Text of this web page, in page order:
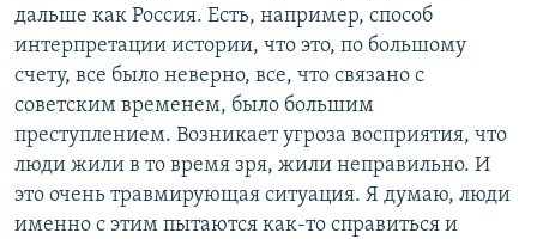
дальше как Россия. Есть, например, способ
интерпретации истории, что это, по большому
счету, все было неверно, все, что связано с
советским временем, было большим
преступлением. Возникает угроза восприятия, что
люди жили в то время зря, жили неправильно. И
это очень травмирующая ситуация. Я думаю, люди
именно с этим пытаются как-то справиться и